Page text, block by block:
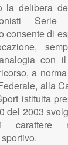
la delibera
consente di
con
a
alla
istituita
del 2003
carattere